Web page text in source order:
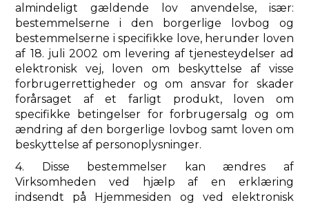
almindeligt gældende lov anvendelse, især:
bestemmelserne i den borgerlige lovbog og
bestemmelserne i specifikke love, herunder loven
af ​​18. juli 2002 om levering af tjenesteydelser ad
elektronisk vej, loven om beskyttelse af visse
forbrugerrettigheder og om ansvar for skader
forårsaget af et farligt produkt, loven om
specifikke betingelser for forbrugersalg og om
ændring af den borgerlige lovbog samt loven om
beskyttelse af personoplysninger.
4. Disse bestemmelser kan ændres af
Virksomheden ved hjælp af en erklæring
indsendt på Hjemmesiden og ved elektronisk